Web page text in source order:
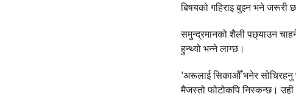
बिषयको गहिराइ बुझ्न भने जरूरी
समुन्द्रमानको शैली पछ्याउन
हुन्थ्यो भन्ने लाग्छ।
'अरूलाई सिकाऔँ भनेर सोचिरहनु
मैजस्तो फोटोकपि निस्कन्छ।